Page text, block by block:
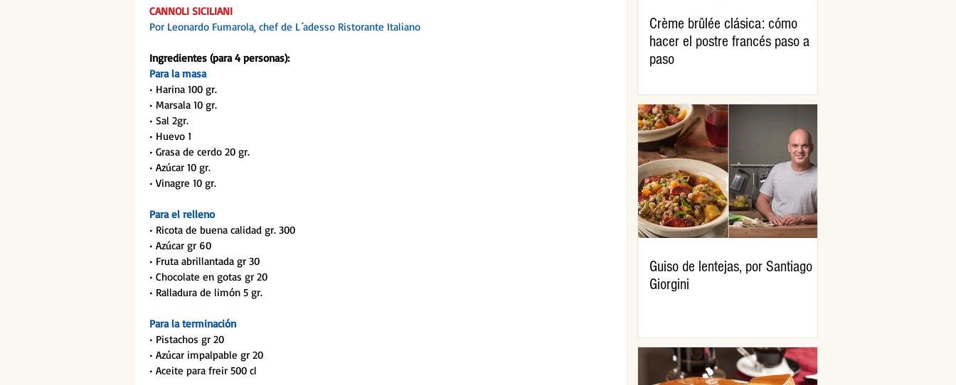
CANNOLI SICILIANI
Por Leonardo Fumarola, chef de L´adesso Ristorante Italiano
Ingredientes (para 4 personas):
Para la masa
• Harina 100 gr.
• Marsala 10 gr.
• Sal 2gr.
• Huevo 1
• Grasa de cerdo 20 gr.
• Azúcar 10 gr.
• Vinagre 10 gr.
Para el relleno
• Ricota de buena calidad gr. 300
• Azúcar gr 60
• Fruta abrillantada gr 30
• Chocolate en gotas gr 20
• Ralladura de limón 5 gr.
Para la terminación
• Pistachos gr 20
• Azúcar impalpable gr 20
• Aceite para freir 500 cl
Crème brûlée clásica: cómo
hacer el postre francés paso a
paso
Guiso de lentejas, por Santiago
Giorgini